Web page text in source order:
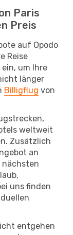
Paris
Preis
auf Opodo
Reise
um Ihre
länger
Billigflug von
weltweit
Zusätzlich
an
nächsten
uns finden
entgehen